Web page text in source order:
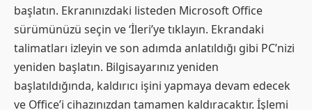
başlatın. Ekranınızdaki listeden Microsoft Office
sürümünüzü seçin ve ‘İleri’ye tıklayın. Ekrandaki
talimatları izleyin ve son adımda anlatıldığı gibi PC’nizi
yeniden başlatın. Bilgisayarınız yeniden
başlatıldığında, kaldırıcı işini yapmaya devam edecek
ve Office’i cihazınızdan tamamen kaldıracaktır. İşlemi